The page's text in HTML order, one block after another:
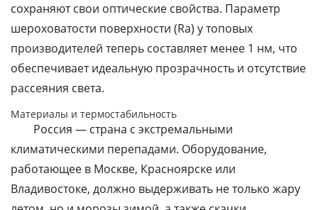
сохраняют свои оптические свойства. Параметр
шероховатости поверхности (Ra) у топовых
производителей теперь составляет менее 1 нм, что
обеспечивает идеальную прозрачность и отсутствие
рассеяния света.
Материалы и термостабильность
Россия — страна с экстремальными
климатическими перепадами. Оборудование,
работающее в Москве, Красноярске или
Владивостоке, должно выдерживать не только жару